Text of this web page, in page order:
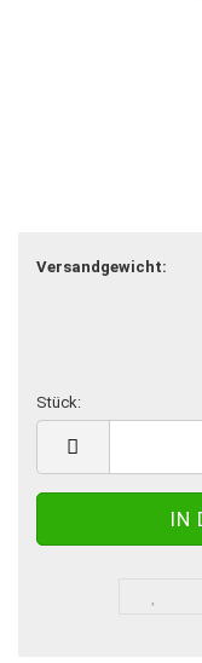
Versandgewicht:
Stück:
Stück